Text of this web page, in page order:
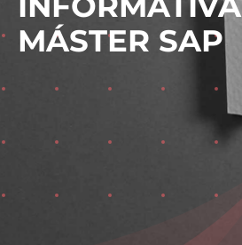
MÁSTER SAP